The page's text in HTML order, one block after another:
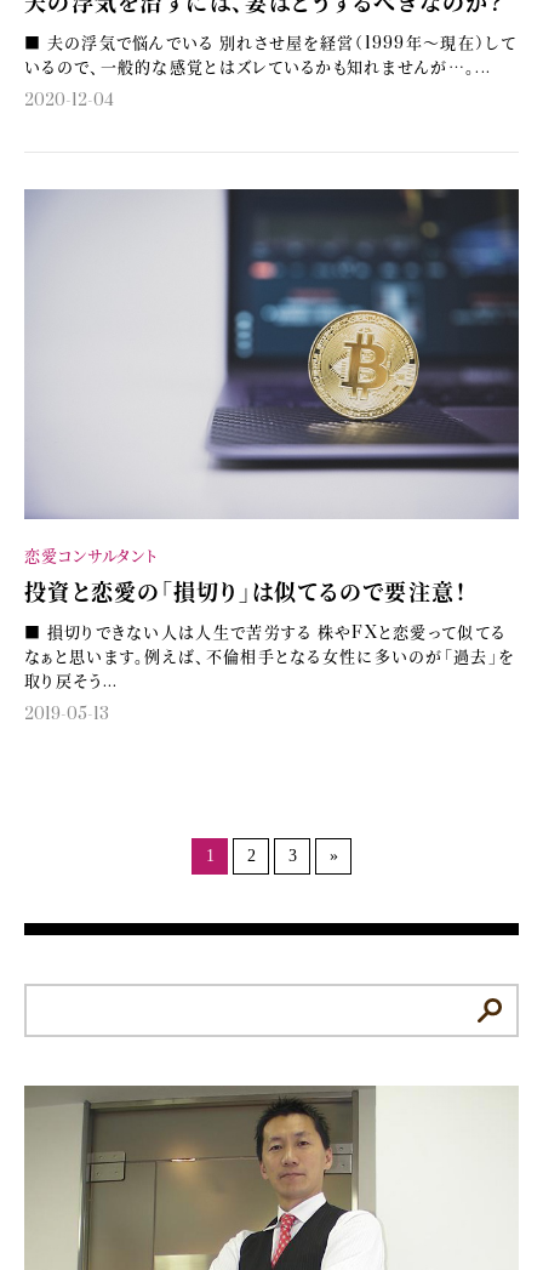
■ 夫の浮気で悩んでいる 別れさせ屋を経営（1999年～現在）して
いるので、一般的な感覚とはズレているかも知れませんが…。...
2020-12-04
恋愛コンサルタント
投資と恋愛の「損切り」は似てるので要注意！
■ 損切りできない人は人生で苦労する 株やFXと恋愛って似てる
なぁと思います。例えば、不倫相手となる女性に多いのが「過去」を
取り戻そう...
2019-05-13
1 2 3 »